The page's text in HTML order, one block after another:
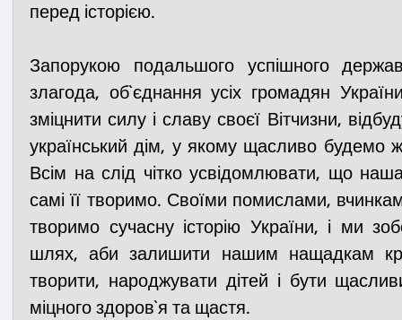
перед історією.
Запорукою подальшого успішного
злагода, об`єднання усіх громадян
зміцнити силу і славу своєї Вітчизни,
український дім, у якому щасливо будемо
Всім на слід чітко усвідомлювати, що
самі її творимо. Своїми помислами,
творимо сучасну історію України, і ми
шлях, аби залишити нашим нащадкам
творити, народжувати дітей і бути
міцного здоров`я та щастя.